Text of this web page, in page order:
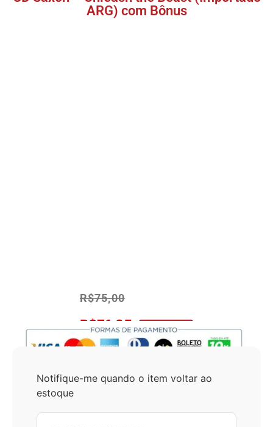
ARG) com Bônus
R$75,00
R$71,25 No Pix 5% OFF
Notifique-me quando o item voltar ao
estoque